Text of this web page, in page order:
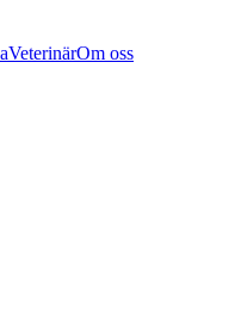
VeterinärOm oss